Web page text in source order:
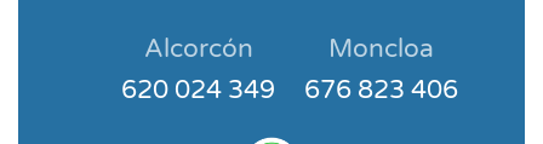
Alcorcón
620 024 349
Moncloa
676 823 406